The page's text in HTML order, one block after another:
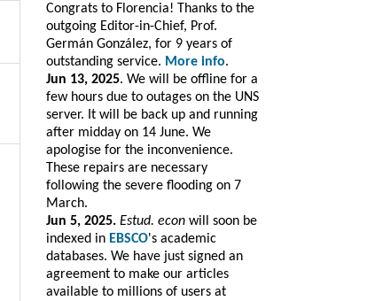
Congrats to Florencia! Thanks to the
outgoing Editor-in-Chief, Prof.
Germán González, for 9 years of
outstanding service. More info.
Jun 13, 2025. We will be offline for a
few hours due to outages on the UNS
server. It will be back up and running
after midday on 14 June. We
apologise for the inconvenience.
These repairs are necessary
following the severe flooding on 7
March.
Jun 5, 2025. Estud. econ will soon be
indexed in EBSCO's academic
databases. We have just signed an
agreement to make our articles
available to millions of users at